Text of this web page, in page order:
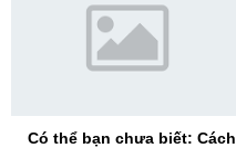
Có thể bạn chưa biết: Cách